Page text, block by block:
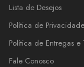
Lista de Desejos
Política de Privacidade
Política de Entregas e
Fale Conosco